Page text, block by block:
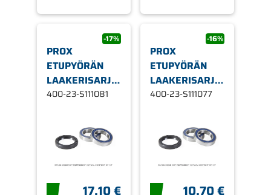
-17%
PROX
ETUPYÖRÄN
LAAKERISARJA
KX65 '00-08
400-23-S111081
17,10 €
-16%
PROX
ETUPYÖRÄN
LAAKERISARJA
KX80/100 '86
400-23-S111077
10,70 €